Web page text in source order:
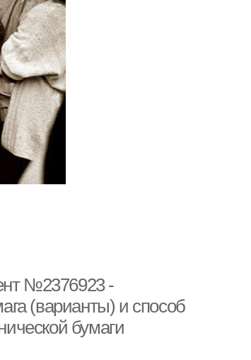
№2376923 -
(варианты) и способ
бумаги